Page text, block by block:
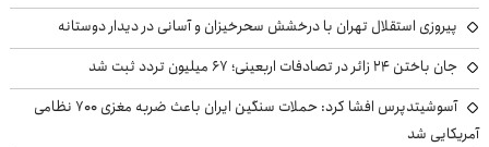
پیروزی استقلال تهران با درخشش سحرخیزان و آسانی در دیدار دوستانه
جان باختن ۲۴ زائر در تصادفات اربعینی؛ ۶۷ میلیون تردد ثبت شد
آسوشیتدپرس افشا کرد: حملات سنگین ایران باعث ضربه مغزی ۷۰۰ نظامی
آمریکایی شد